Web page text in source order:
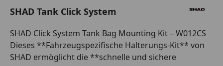
SHAD Tank Click System
SHAD Click System Tank Bag Mounting Kit – W012CS
Dieses **Fahrzeugspezifische Halterungs-Kit** von
SHAD ermöglicht die **schnelle und sichere